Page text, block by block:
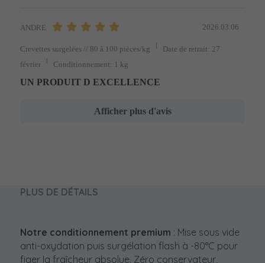
ANDRE 2026.03.06
Crevettes surgelées // 80 à 100 pièces/kg
Date de retrait: 27
février
Conditionnement: 1 kg
UN PRODUIT D EXCELLENCE
Afficher plus d'avis
PLUS DE DÉTAILS
Notre conditionnement premium : Mise sous vide
anti-oxydation puis surgélation flash à -80°C pour
figer la fraîcheur absolue. Zéro conservateur,